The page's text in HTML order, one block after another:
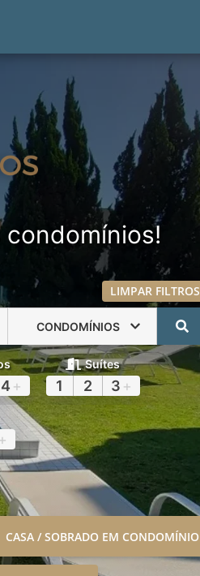
condomínios!
LIMPAR FILTROS
CONDOMÍNIOS
4 +
Suítes
1 2 3 +
+
CASA / SOBRADO EM CONDOMÍNIO